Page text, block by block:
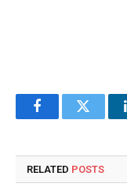
FacebookTwitter
RELATED POSTS